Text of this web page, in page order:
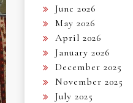
June 2026
May 2026
April 2026
January 2026
December 2025
November 2025
July 2025